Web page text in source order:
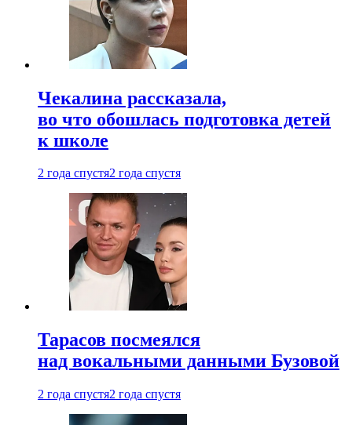
Чекалина рассказала,
во что обошлась подготовка детей
к школе
2 года спустя2 года спустя
Тарасов посмеялся
над вокальными данными Бузовой
2 года спустя2 года спустя